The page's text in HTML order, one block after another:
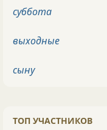
суббота
выходные
сыну
ТОП УЧАСТНИКОВ